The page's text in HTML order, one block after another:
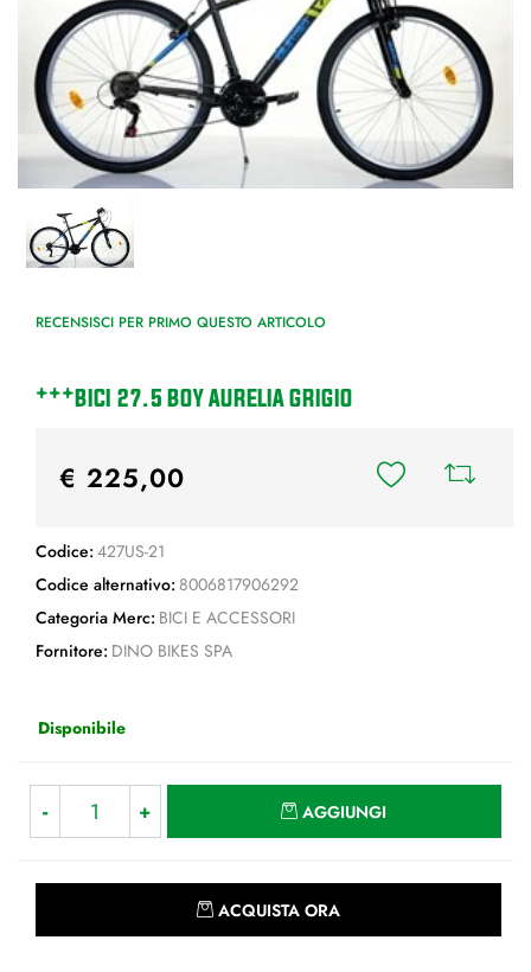
RECENSISCI PER PRIMO QUESTO ARTICOLO
***BICI 27.5 BOY AURELIA GRIGIO
€ 225,00
Codice: 427US-21
Codice alternativo: 8006817906292
Categoria Merc: BICI E ACCESSORI
Fornitore: DINO BIKES SPA
Disponibile
AGGIUNGI
ACQUISTA ORA